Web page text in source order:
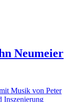
Neumeier
Musik von Peter
Inszenierung